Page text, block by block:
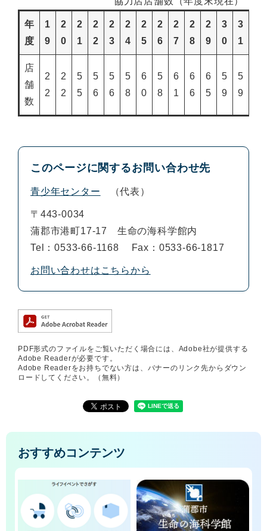
年
度
1
9
2
0
2
1
2
2
2
3
2
4
2
5
2
6
2
7
2
8
2
9
3
0
3
1
店
舗
数
2
2
2
2
5
5
5
6
5
6
5
8
6
0
5
8
6
1
6
6
6
5
5
9
5
9
このページに関するお問い合わせ先
青少年センター 代表
〒443-0034
蒲郡市港町17-17 生命の海科学館内
Tel：0533-66-1168
Fax：0533-66-1817
お問い合わせはこちらから
PDF形式のファイルをご覧いただく場合には、Adobe社が提供する
Adobe Readerが必要です。
Adobe Readerをお持ちでない方は、バナーのリンク先からダウン
ロードしてください。（無料）
おすすめコンテンツ